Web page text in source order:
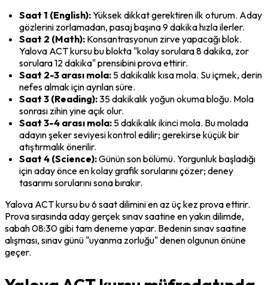
Saat 1 (English): Yüksek dikkat gerektiren ilk oturum. Aday
gözlerini zorlamadan, pasaj başına 9 dakika hızla ilerler.
Saat 2 (Math): Konsantrasyonun zirve yapacağı blok.
Yalova ACT kursu bu blokta "kolay sorulara 8 dakika, zor
sorulara 12 dakika" prensibini prova ettirir.
Saat 2-3 arası mola: 5 dakikalık kısa mola. Su içmek, derin
nefes almak için ayrılan süre.
Saat 3 (Reading): 35 dakikalık yoğun okuma bloğu. Mola
sonrası zihin yine açık olur.
Saat 3-4 arası mola: 5 dakikalık ikinci mola. Bu molada
adayın şeker seviyesi kontrol edilir; gerekirse küçük bir
atıştırmalık önerilir.
Saat 4 (Science): Günün son bölümü. Yorgunluk başladığı
için aday önce en kolay grafik sorularını çözer; deney
tasarımı sorularını sona bırakır.
Yalova ACT kursu bu 6 saat dilimini en az üç kez prova ettirir.
Prova sırasında aday gerçek sınav saatine en yakın dilimde,
sabah 08:30 gibi tam deneme yapar. Bedenin sınav saatine
alışması, sınav günü "uyanma zorluğu" denen olgunun önüne
geçer.